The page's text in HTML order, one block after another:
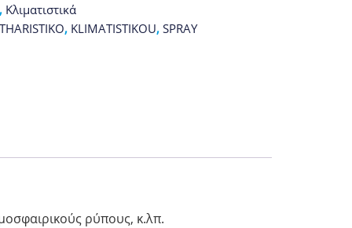
Κλιματιστικά
, KLIMATISTIKOU, SPRAY
ρύπους, κ.λπ.